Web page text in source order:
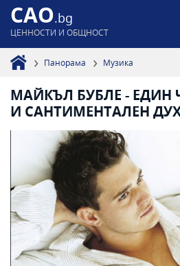
CAO.bg
ЦЕННОСТИ И ОБЩНОСТ
Панорама Музика
МАЙКЪЛ БУБЛЕ - ЕДИН
И САНТИМЕНТАЛЕН